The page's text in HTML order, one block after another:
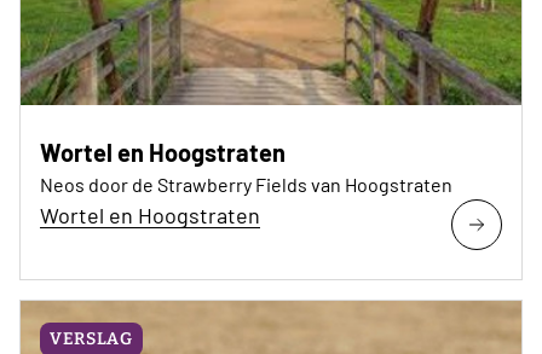
Wortel en Hoogstraten
Neos door de Strawberry Fields van Hoogstraten
Wortel en Hoogstraten
VERSLAG